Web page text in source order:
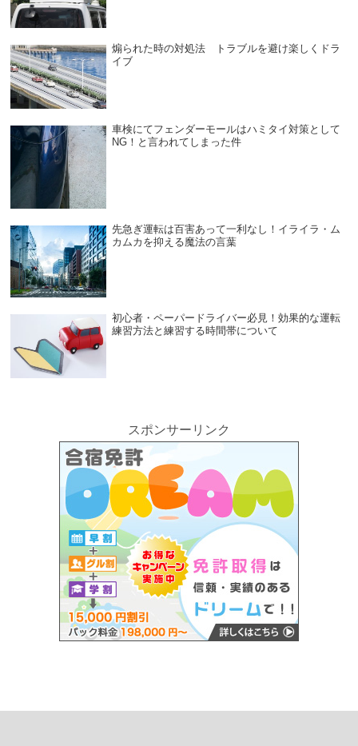
煽られた時の対処法 トラブルを避け楽しくドラ
イブ
車検にてフェンダーモールはハミタイ対策として
NG！と言われてしまった件
先急ぎ運転は百害あって一利なし！イライラ・ム
カムカを抑える魔法の言葉
初心者・ペーパードライバー必見！効果的な運転
練習方法と練習する時間帯について
スポンサーリンク